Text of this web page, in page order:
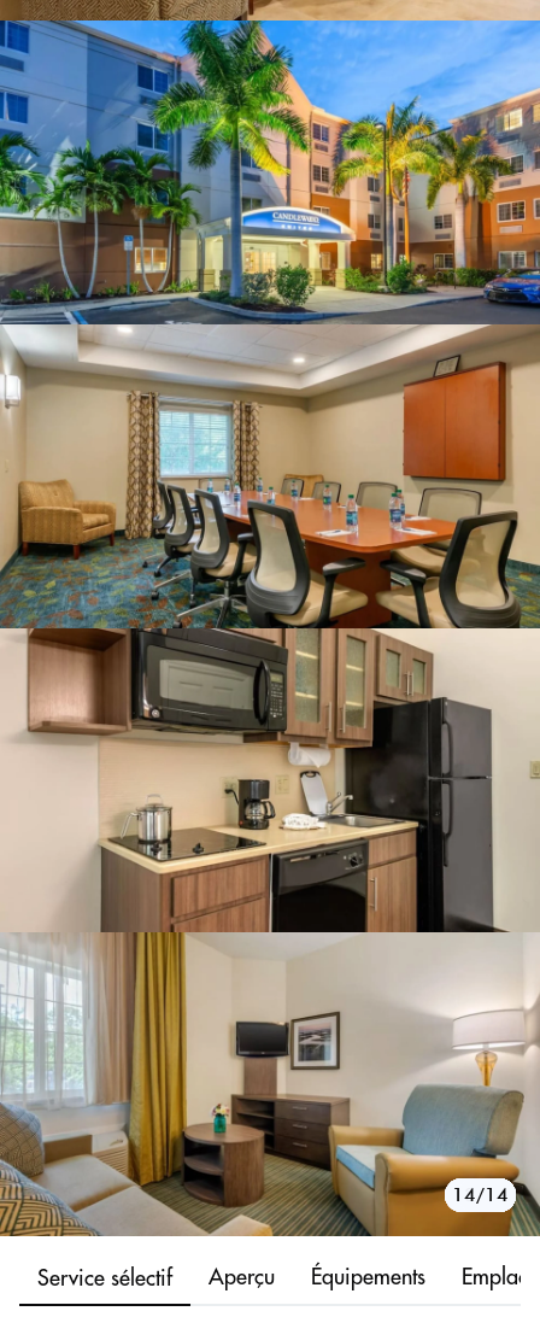
1/14
2/14
3/14
4/14
5/14
6/14
7/14
8/14
9/14
10/14
11/14
12/14
13/14
14/14
Service sélectif Aperçu Équipements